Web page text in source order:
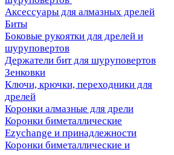
Аксессуары для алмазных дрелей
Биты
Боковые рукоятки для дрелей и
шуруповертов
Держатели бит для шуруповертов
Зенковки
Ключи, крючки, переходники для
дрелей
Коронки алмазные для дрели
Коронки биметаллические
Ezychange и принадлежности
Коронки биметаллические и